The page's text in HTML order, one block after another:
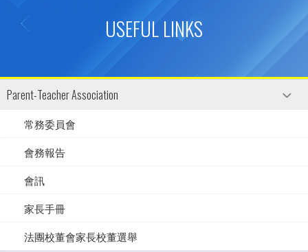
USEFUL LINKS
Parent-Teacher Association
常務委員會
會務報告
會訊
家長手冊
法團校董會家長校董選舉